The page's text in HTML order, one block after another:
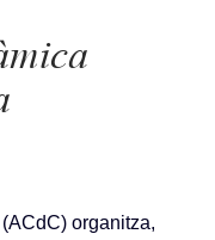
organitza,